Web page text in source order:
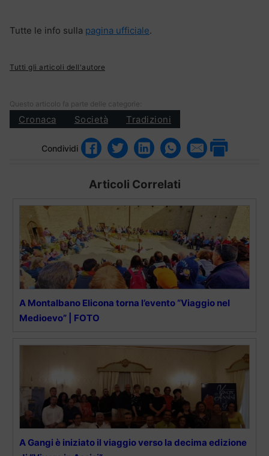
Tutte le info sulla pagina ufficiale.
Tutti gli articoli dell'autore
Questo articolo fa parte delle categorie:
Cronaca Società Tradizioni
Condividi
Articoli Correlati
A Montalbano Elicona torna l’evento “Viaggio nel
Medioevo” | FOTO
A Gangi è iniziato il viaggio verso la decima edizione